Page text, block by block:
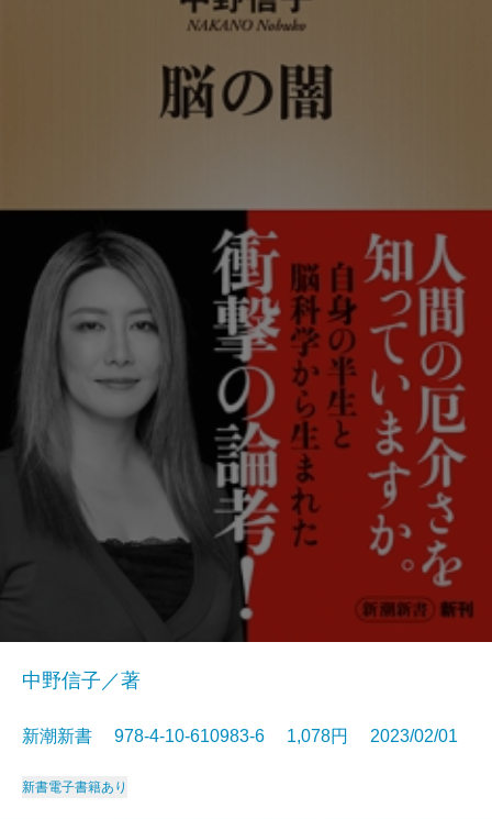
中野信子／著
新潮新書 978-4-10-610983-6 1,078円 2023/02/01
新書電子書籍あり